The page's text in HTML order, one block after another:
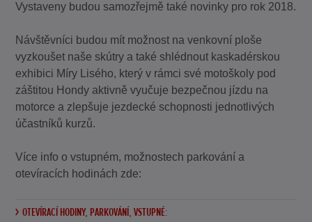
Vystaveny budou samozřejmě také novinky pro rok 2018.
Návštěvníci budou mít možnost na venkovní ploše
vyzkoušet naše skútry a také shlédnout kaskadérskou
exhibici Míry Lisého, který v rámci své motoškoly pod
záštitou Hondy aktivně vyučuje bezpečnou jízdu na
motorce a zlepšuje jezdecké schopnosti jednotlivých
účastníků kurzů.
Více info o vstupném, možnostech parkování a
otevíracích hodinách zde:
OTEVÍRACÍ HODINY, PARKOVÁNÍ, VSTUPNÉ: